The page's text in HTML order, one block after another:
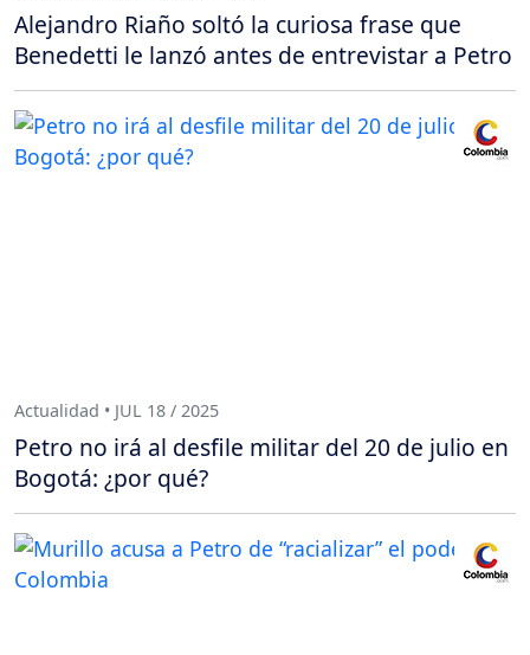
Alejandro Riaño soltó la curiosa frase que
Benedetti le lanzó antes de entrevistar a Petro
Actualidad • JUL 18 / 2025
Petro no irá al desfile militar del 20 de julio en
Bogotá: ¿por qué?